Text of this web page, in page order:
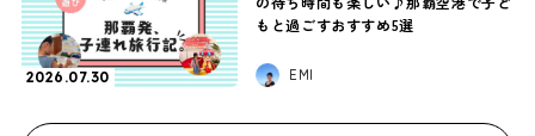
2026.07.30
もと過ごすおすすめ5選
EMI